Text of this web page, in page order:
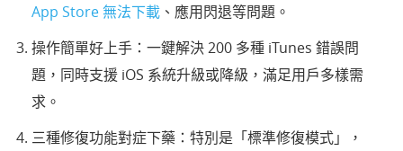
App Store 無法下載 、應用閃退等問題。
操作簡單好上手：一鍵解決 200 多種 iTunes 錯誤問
題，同時支援 iOS 系統升級或降級，滿足用戶多樣需
求。
三種修復功能對症下藥：特別是「標準修復模式」，